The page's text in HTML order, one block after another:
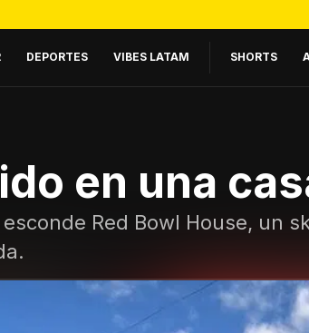
DEPORTES VIBES LATAM SHORTS
en una
Red Bowl House, un